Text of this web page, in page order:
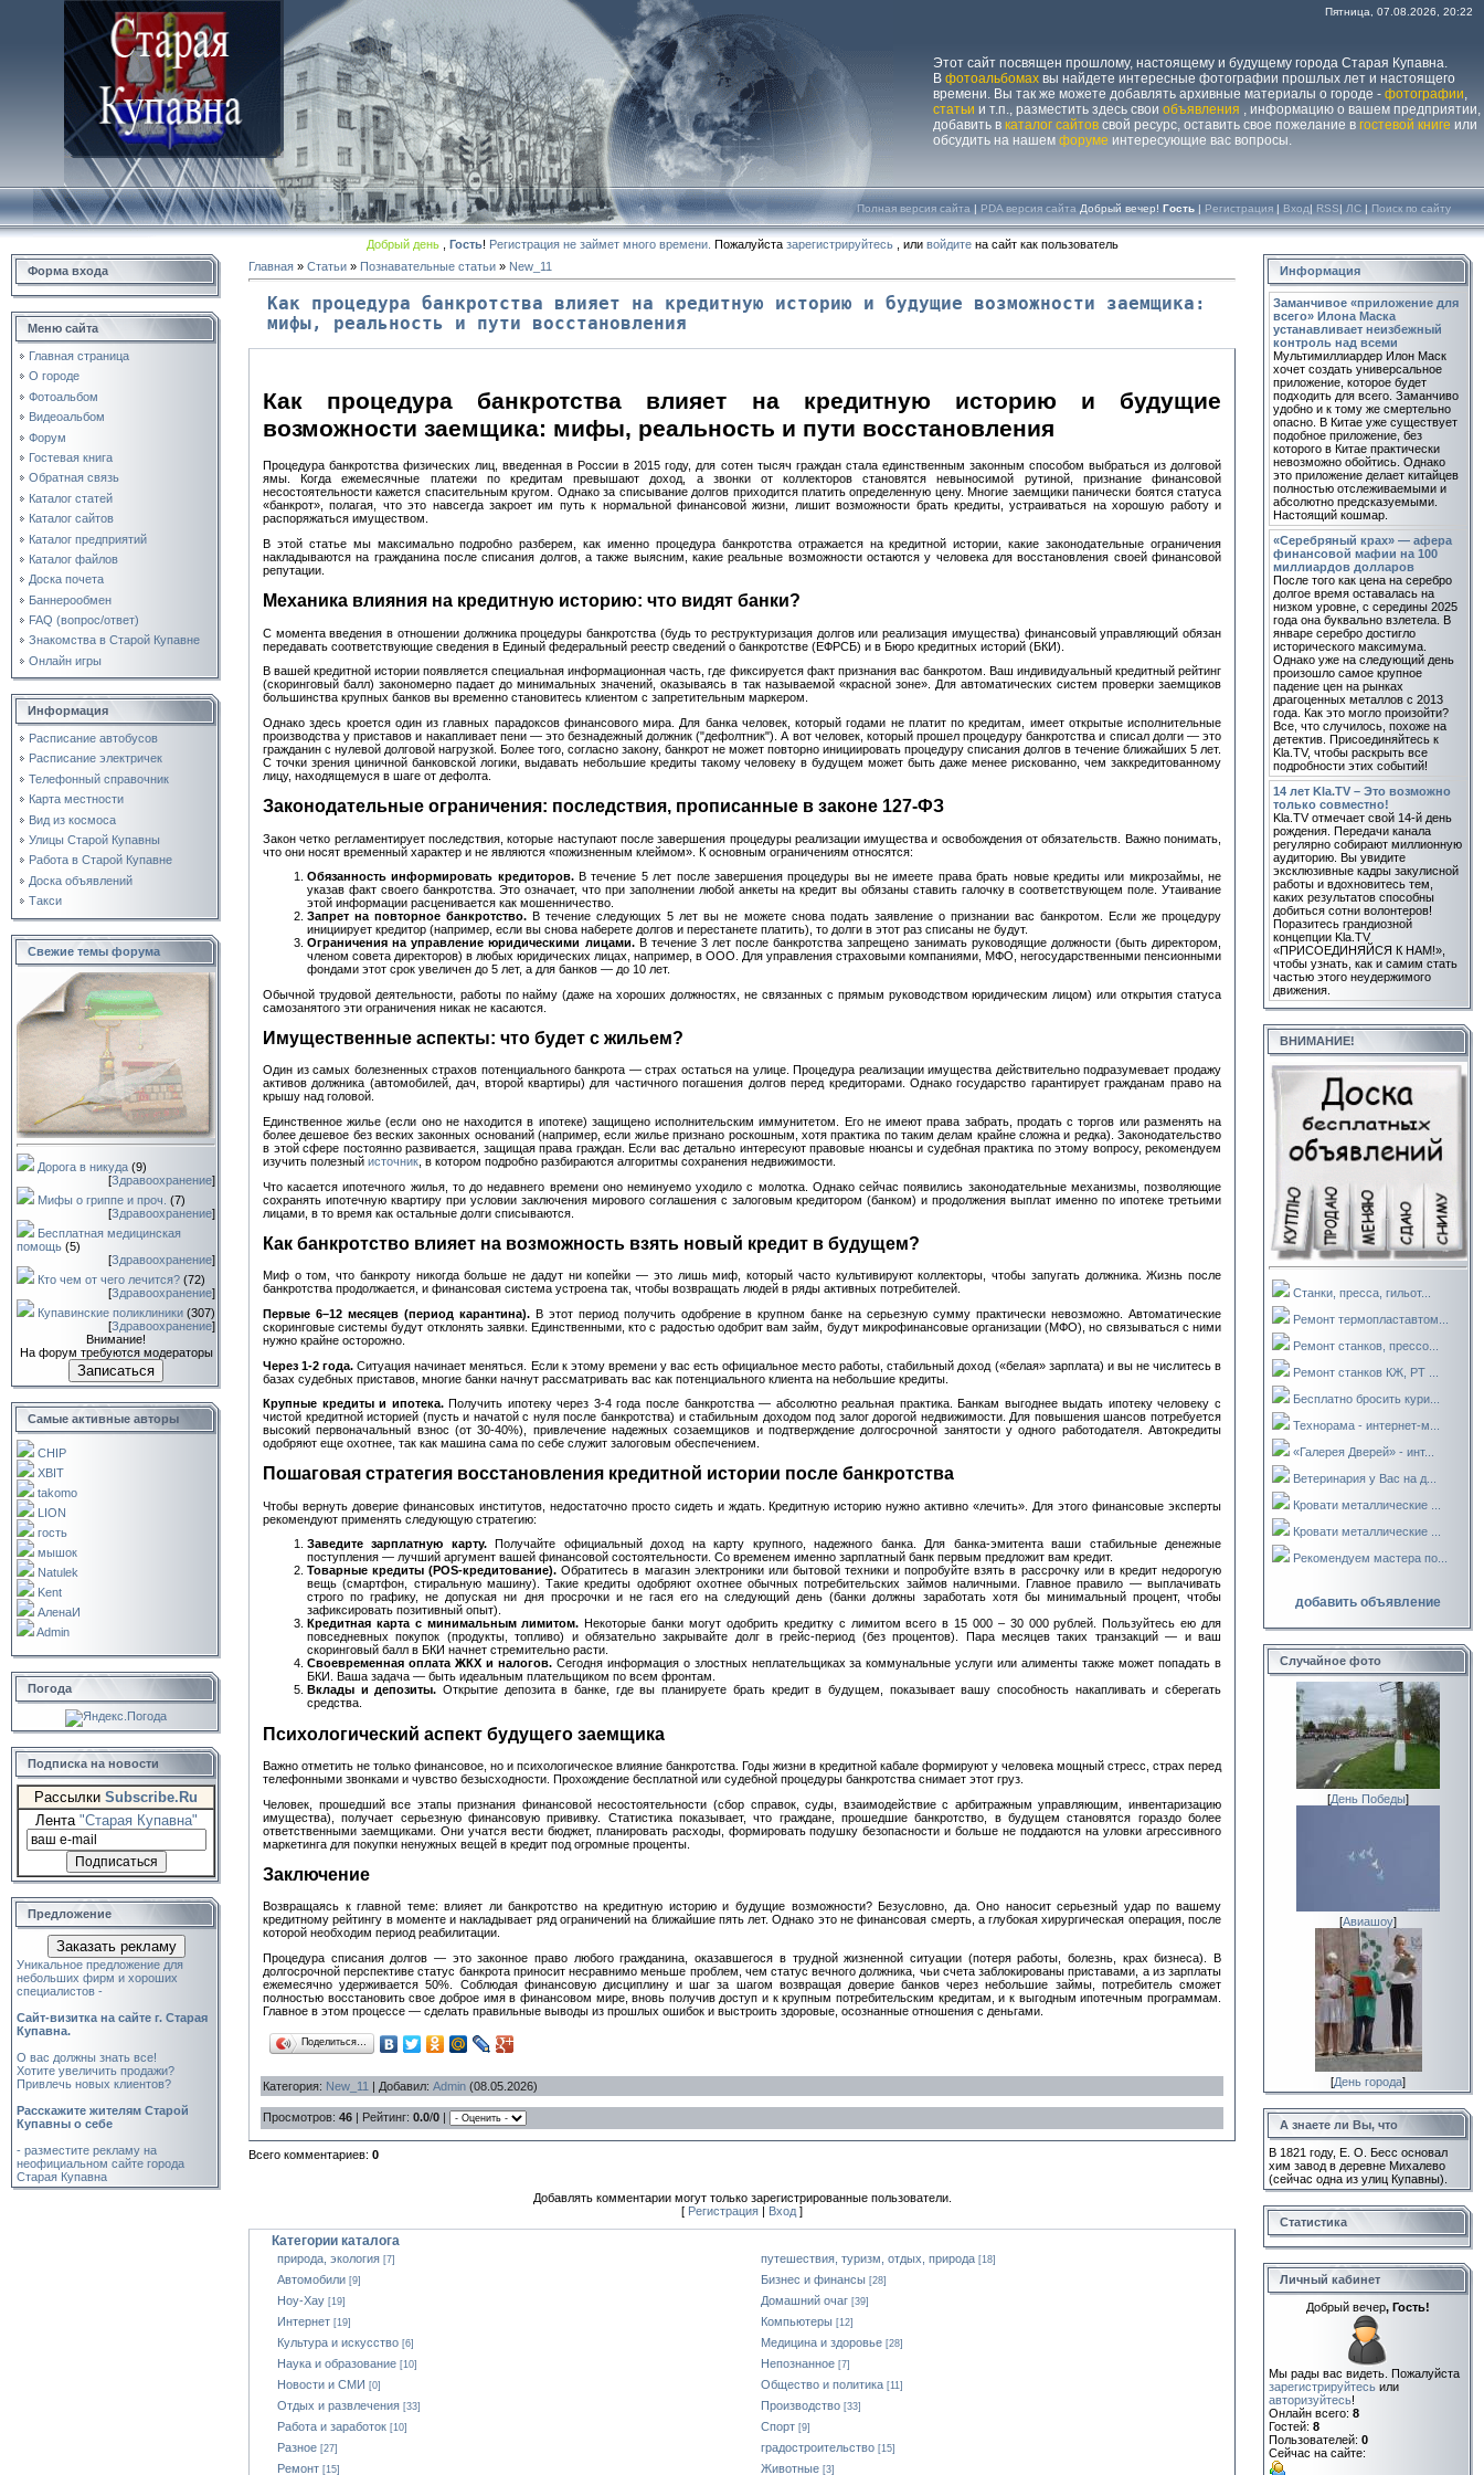
Этот сайт посвящен прошлому, настоящему и будущему города Старая Купавна.
В фотоальбомах вы найдете интересные фотографии прошлых лет и настоящего
времени. Вы так же можете добавлять архивные материалы о городе - фотографии,
статьи и т.п., разместить здесь свои объявления , информацию о вашем предприятии,
добавить в каталог сайтов свой ресурс, оставить свое пожелание в гостевой книге или
обсудить на нашем форуме интересующие вас вопросы.
Пятница, 07.08.2026, 20:22
Полная версия сайта | PDA версия сайта Добрый вечер! Гость | Регистрация | Вход| RSS| ЛС | Поиск по сайту
Добрый день, Гость! Регистрация не займет много времени. Пожалуйста зарегистрируйтесь, или войдитена сайт как пользователь
Форма входа
Меню сайта
Главная страница
О городе
Фотоальбом
Видеоальбом
Форум
Гостевая книга
Обратная связь
Каталог статей
Каталог сайтов
Каталог предприятий
Каталог файлов
Доска почета
Баннерообмен
FAQ (вопрос/ответ)
Знакомства в Старой Купавне
Онлайн игры
Информация
Расписание автобусов
Расписание электричек
Телефонный справочник
Карта местности
Вид из космоса
Улицы Старой Купавны
Работа в Старой Купавне
Доска объявлений
Такси
Свежие темы форума
Дорога в никуда (9)
[Здравоохранение]
Мифы о гриппе и проч. (7)
[Здравоохранение]
Бесплатная медицинская
помощь (5)
[Здравоохранение]
Кто чем от чего лечится? (72)
[Здравоохранение]
Купавинские поликлиники (307)
[Здравоохранение]
Внимание!
На форум требуются модераторы
Записаться
Самые активные авторы
CHIP
XBIT
takomo
LION
гость
мышок
Natulek
Kent
АленаИ
Admin
Погода
Подписка на новости
Рассылки Subscribe.Ru
Лента "Старая Купавна"
Предложение
Заказать рекламу
Уникальное предложение для
небольших фирм и хороших
специалистов -
Cайт-визитка на сайте г. Старая
Купавна.
О вас должны знать все!
Хотите увеличить продажи?
Привлечь новых клиентов?
Расскажите жителям Старой
Купавны о себе
- разместите рекламу на
неофициальном сайте города
Старая Купавна
Главная » Статьи » Познавательные статьи » New_11
Как процедура банкротства влияет на кредитную историю и будущие возможности заемщика:
мифы, реальность и пути восстановления
Как процедура банкротства влияет на кредитную историю и будущие
возможности заемщика: мифы, реальность и пути восстановления
Процедура банкротства физических лиц, введенная в России в 2015 году, для сотен тысяч граждан стала единственным законным способом выбраться из долговой
ямы. Когда ежемесячные платежи по кредитам превышают доход, а звонки от коллекторов становятся невыносимой рутиной, признание финансовой
несостоятельности кажется спасительным кругом. Однако за списывание долгов приходится платить определенную цену. Многие заемщики панически боятся статуса
«банкрот», полагая, что это навсегда закроет им путь к нормальной финансовой жизни, лишит возможности брать кредиты, устраиваться на хорошую работу и
распоряжаться имуществом.
В этой статье мы максимально подробно разберем, как именно процедура банкротства отражается на кредитной истории, какие законодательные ограничения
накладываются на гражданина после списания долгов, а также выясним, какие реальные возможности остаются у человека для восстановления своей финансовой
репутации.
Механика влияния на кредитную историю: что видят банки?
С момента введения в отношении должника процедуры банкротства (будь то реструктуризация долгов или реализация имущества) финансовый управляющий обязан
передавать соответствующие сведения в Единый федеральный реестр сведений о банкротстве (ЕФРСБ) и в Бюро кредитных историй (БКИ).
В вашей кредитной истории появляется специальная информационная часть, где фиксируется факт признания вас банкротом. Ваш индивидуальный кредитный рейтинг
(скоринговый балл) закономерно падает до минимальных значений, оказываясь в так называемой «красной зоне». Для автоматических систем проверки заемщиков
большинства крупных банков вы временно становитесь клиентом с запретительным маркером.
Однако здесь кроется один из главных парадоксов финансового мира. Для банка человек, который годами не платит по кредитам, имеет открытые исполнительные
производства у приставов и накапливает пени — это безнадежный должник ("дефолтник"). А вот человек, который прошел процедуру банкротства и списал долги — это
гражданин с нулевой долговой нагрузкой. Более того, согласно закону, банкрот не может повторно инициировать процедуру списания долгов в течение ближайших 5 лет.
С точки зрения циничной банковской логики, выдавать небольшие кредиты такому человеку в будущем может быть даже менее рискованно, чем заккредитованному
лицу, находящемуся в шаге от дефолта.
Законодательные ограничения: последствия, прописанные в законе 127-ФЗ
Закон четко регламентирует последствия, которые наступают после завершения процедуры реализации имущества и освобождения от обязательств. Важно понимать,
что они носят временный характер и не являются «пожизненным клеймом». К основным ограничениям относятся:
Обязанность информировать кредиторов.В течение 5 лет после завершения процедуры вы не имеете права брать новые кредиты или микрозаймы, не
указав факт своего банкротства. Это означает, что при заполнении любой анкеты на кредит вы обязаны ставить галочку в соответствующем поле. Утаивание
этой информации расценивается как мошенничество.
Запрет на повторное банкротство. В течение следующих 5 лет вы не можете снова подать заявление о признании вас банкротом. Если же процедуру
инициирует кредитор (например, если вы снова наберете долгов и перестанете платить), то долги в этот раз списаны не будут.
Ограничения на управление юридическими лицами.В течение 3 лет после банкротства запрещено занимать руководящие должности (быть директором,
членом совета директоров) в любых юридических лицах, например, в ООО. Для управления страховыми компаниями, МФО, негосударственными пенсионными
фондами этот срок увеличен до 5 лет, а для банков — до 10 лет.
Обычной трудовой деятельности, работы по найму (даже на хороших должностях, не связанных с прямым руководством юридическим лицом) или открытия статуса
самозанятого эти ограничения никак не касаются.
Имущественные аспекты: что будет с жильем?
Один из самых болезненных страхов потенциального банкрота — страх остаться на улице. Процедура реализации имущества действительно подразумевает продажу
активов должника (автомобилей, дач, второй квартиры) для частичного погашения долгов перед кредиторами. Однако государство гарантирует гражданам право на
крышу над головой.
Единственное жилье (если оно не находится в ипотеке) защищено исполнительским иммунитетом. Его не имеют права забрать, продать с торгов или разменять на
более дешевое без веских законных оснований (например, если жилье признано роскошным, хотя практика по таким делам крайне сложна и редка). Законодательство
в этой сфере постоянно развивается, защищая права граждан. Если вас детально интересуют правовые нюансы и судебная практика по этому вопросу, рекомендуем
изучить полезный источник , в котором подробно разбираются алгоритмы сохранения недвижимости.
Что касается ипотечного жилья, то до недавнего времени оно неминуемо уходило с молотка. Однако сейчас появились законодательные механизмы, позволяющие
сохранять ипотечную квартиру при условии заключения мирового соглашения с залоговым кредитором (банком) и продолжения выплат именно по ипотеке третьими
лицами, в то время как остальные долги списываются.
Как банкротство влияет на возможность взять новый кредит в будущем?
Миф о том, что банкроту никогда больше не дадут ни копейки — это лишь миф, который часто культивируют коллекторы, чтобы запугать должника. Жизнь после
банкротства продолжается, и финансовая система устроена так, чтобы возвращать людей в ряды активных потребителей.
Первые 6–12 месяцев (период карантина).В этот период получить одобрение в крупном банке на серьезную сумму практически невозможно. Автоматические
скоринговые системы будут отклонять заявки. Единственными, кто с радостью одобрит вам займ, будут микрофинансовые организации (МФО), но связываться с ними
нужно крайне осторожно.
Через 1-2 года. Ситуация начинает меняться. Если к этому времени у вас есть официальное место работы, стабильный доход («белая» зарплата) и вы не числитесь в
базах судебных приставов, многие банки начнут рассматривать вас как потенциального клиента на небольшие кредиты.
Крупные кредиты и ипотека.Получить ипотеку через 3-4 года после банкротства — абсолютно реальная практика. Банкам выгоднее выдать ипотеку человеку с
чистой кредитной историей (пусть и начатой с нуля после банкротства) и стабильным доходом под залог дорогой недвижимости. Для повышения шансов потребуется
высокий первоначальный взнос (от 30-40%), привлечение надежных созаемщиков и подтверждение долгосрочной занятости у одного работодателя. Автокредиты
одобряют еще охотнее, так как машина сама по себе служит залоговым обеспечением.
Пошаговая стратегия восстановления кредитной истории после банкротства
Чтобы вернуть доверие финансовых институтов, недостаточно просто сидеть и ждать. Кредитную историю нужно активно «лечить». Для этого финансовые эксперты
рекомендуют применять следующую стратегию:
Заведите зарплатную карту.Получайте официальный доход на карту крупного, надежного банка. Для банка-эмитента ваши стабильные денежные
поступления — лучший аргумент вашей финансовой состоятельности. Со временем именно зарплатный банк первым предложит вам кредит.
Товарные кредиты (POS-кредитование). Обратитесь в магазин электроники или бытовой техники и попробуйте взять в рассрочку или в кредит недорогую
вещь (смартфон, стиральную машину). Такие кредиты одобряют охотнее обычных потребительских займов наличными. Главное правило — выплачивать
строго по графику, не допуская ни дня просрочки и не гася его на следующий день (банки должны заработать хотя бы минимальный процент, чтобы
зафиксировать позитивный опыт).
Кредитная карта с минимальным лимитом. Некоторые банки могут одобрить кредитку с лимитом всего в 15 000 – 30 000 рублей. Пользуйтесь ею для
повседневных покупок (продукты, топливо) и обязательно закрывайте долг в грейс-период (без процентов). Пара месяцев таких транзакций — и ваш
скоринговый балл в БКИ начнет стремительно расти.
Своевременная оплата ЖКХ и налогов.Сегодня информация о злостных неплательщиках за коммунальные услуги или алименты также может попадать в
БКИ. Ваша задача — быть идеальным плательщиком по всем фронтам.
Вклады и депозиты. Открытие депозита в банке, где вы планируете брать кредит в будущем, показывает вашу способность накапливать и сберегать
средства.
Психологический аспект будущего заемщика
Важно отметить не только финансовое, но и психологическое влияние банкротства. Годы жизни в кредитной кабале формируют у человека мощный стресс, страх перед
телефонными звонками и чувство безысходности. Прохождение бесплатной или судебной процедуры банкротства снимает этот груз.
Человек, прошедший все этапы признания финансовой несостоятельности (сбор справок, суды, взаимодействие с арбитражным управляющим, инвентаризацию
имущества), получает серьезную финансовую прививку. Статистика показывает, что граждане, прошедшие банкротство, в будущем становятся гораздо более
ответственными заемщиками. Они учатся вести бюджет, планировать расходы, формировать подушку безопасности и больше не поддаются на уловки агрессивного
маркетинга для покупки ненужных вещей в кредит под огромные проценты.
Заключение
Возвращаясь к главной теме: влияет ли банкротство на кредитную историю и будущие возможности? Безусловно, да. Оно наносит серьезный удар по вашему
кредитному рейтингу в моменте и накладывает ряд ограничений на ближайшие пять лет. Однако это не финансовая смерть, а глубокая хирургическая операция, после
которой необходим период реабилитации.
Процедура списания долгов — это законное право любого гражданина, оказавшегося в трудной жизненной ситуации (потеря работы, болезнь, крах бизнеса). В
долгосрочной перспективе статус банкрота приносит несравнимо меньше проблем, чем статус вечного должника, чьи счета заблокированы приставами, а из зарплаты
ежемесячно удерживается 50%. Соблюдая финансовую дисциплину и шаг за шагом возвращая доверие банков через небольшие займы, потребитель сможет
полностью восстановить свое доброе имя в финансовом мире, вновь получив доступ и к крупным потребительским кредитам, и к выгодным ипотечным программам.
Главное в этом процессе — сделать правильные выводы из прошлых ошибок и выстроить здоровые, осознанные отношения с деньгами.
Поделиться…
Категория: New_11 Добавил: Admin (08.05.2026)
Просмотров: 46 Рейтинг: 0.0/0
Всего комментариев: 0
Добавлять комментарии могут только зарегистрированные пользователи.
[ Регистрация Вход ]
Категории каталога
природа, экология [7] путешествия, туризм, отдых, природа [18]
Автомобили [9] Бизнес и финансы [28]
Ноу-Хау [19] Домашний очаг [39]
Интернет [19] Компьютеры [12]
Культура и искусство [6] Медицина и здоровье [28]
Наука и образование [10] Непознанное [7]
Новости и СМИ [0] Общество и политика [11]
Отдых и развлечения [33] Производство [33]
Работа и заработок [10] Спорт [9]
Разное [27] градостроительство [15]
Ремонт [15] Животные [3]
Информация
Заманчивое «приложение для
всего» Илона Маска
устанавливает неизбежный
контроль над всеми
Мультимиллиардер Илон Маск
хочет создать универсальное
приложение, которое будет
подходить для всего. Заманчиво
удобно и к тому же смертельно
опасно. В Китае уже существует
подобное приложение, без
которого в Китае практически
невозможно обойтись. Однако
это приложение делает китайцев
полностью отслеживаемыми и
абсолютно предсказуемыми.
Настоящий кошмар.
«Серебряный крах» — афера
финансовой мафии на 100
миллиардов долларов
После того как цена на серебро
долгое время оставалась на
низком уровне, с середины 2025
года она буквально взлетела. В
январе серебро достигло
исторического максимума.
Однако уже на следующий день
произошло самое крупное
падение цен на рынках
драгоценных металлов с 2013
года. Как это могло произойти?
Все, что случилось, похоже на
детектив. Присоединяйтесь к
Kla.TV, чтобы раскрыть все
подробности этих событий!
14 лет Kla.TV – Это возможно
только совместно!
Kla.TV отмечает свой 14-й день
рождения. Передачи канала
регулярно собирают миллионную
аудиторию. Вы увидите
эксклюзивные кадры закулисной
работы и вдохновитесь тем,
каких результатов способны
добиться сотни волонтеров!
Поразитесь грандиозной
концепции Kla.TV
«ПРИСОЕДИНЯЙСЯ К НАМ!»,
чтобы узнать, как и самим стать
частью этого неудержимого
движения.
ВНИМАНИЕ!
Станки, пресса, гильот...
Ремонт термопластавтом...
Ремонт станков, прессо...
Ремонт станков КЖ, РТ ...
Бесплатно бросить кури...
Технорама - интернет-м...
«Галерея Дверей» - инт...
Ветеринария у Вас на д...
Кровати металлические ...
Кровати металлические ...
Рекомендуем мастера по...
добавить объявление
Случайное фото
[День Победы]
[Авиашоу]
[День города]
А знаете ли Вы, что
В 1821 году, Е. О. Бесс основал
хим завод в деревне Михалево
(сейчас одна из улиц Купавны).
Статистика
Личный кабинет
Добрый вечер, Гость!
Мы рады вас видеть. Пожалуйста
зарегистрируйтесь или
авторизуйтесь!
Онлайн всего: 8
Гостей: 8
Пользователей: 0
Сейчас на сайте: